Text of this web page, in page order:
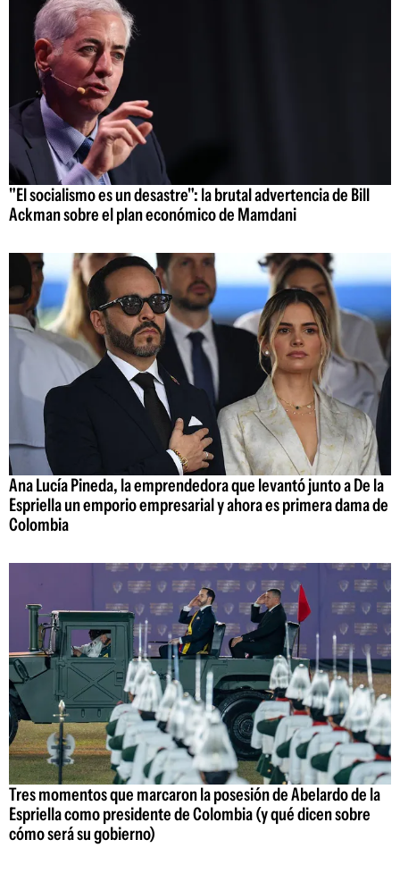
"El socialismo es un desastre": la brutal advertencia de Bill
Ackman sobre el plan económico de Mamdani
Ana Lucía Pineda, la emprendedora que levantó junto a De la
Espriella un emporio empresarial y ahora es primera dama de
Colombia
Tres momentos que marcaron la posesión de Abelardo de la
Espriella como presidente de Colombia (y qué dicen sobre
cómo será su gobierno)